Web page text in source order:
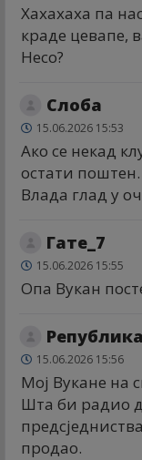
Хахахаха па
краде цевапе,
Несо?
Слоба
15.06.2026 15:53
Ако се некад
остати
Влада глад у
Гате_7
15.06.2026 15:55
Опа Вукан
Република
15.06.2026 15:56
Мој Вукане на
Шта би радио
продао.